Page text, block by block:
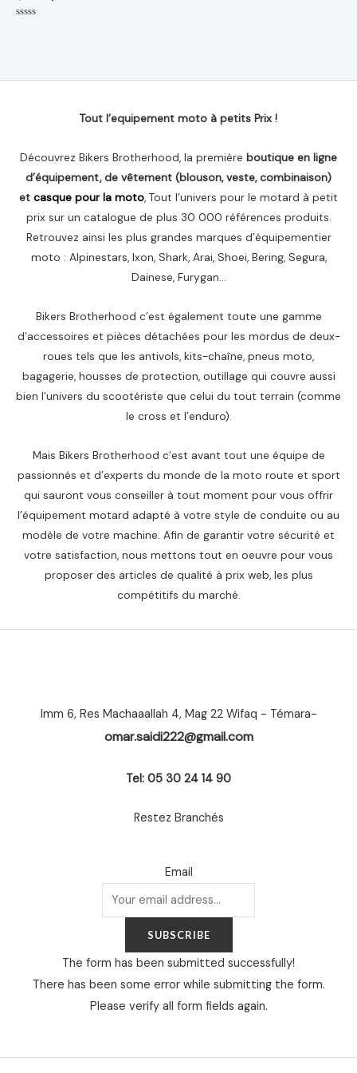
Tout l’equipement moto à petits Prix !
Découvrez Bikers Brotherhood, la première boutique en ligne
d’équipement, de vêtement (blouson, veste, combinaison)
et casque pour la moto, Tout l’univers pour le motard à petit
prix sur un catalogue de plus 30 000 références produits.
Retrouvez ainsi les plus grandes marques d’équipementier
moto : Alpinestars, Ixon, Shark, Arai, Shoei, Bering, Segura,
Dainese, Furygan…
Bikers Brotherhood c’est également toute une gamme
d’accessoires et pièces détachées pour les mordus de deux-
roues tels que les antivols, kits-chaîne, pneus moto,
bagagerie, housses de protection, outillage qui couvre aussi
bien l’univers du scootériste que celui du tout terrain (comme
le cross et l’enduro).
Mais Bikers Brotherhood c’est avant tout une équipe de
passionnés et d’experts du monde de la moto route et sport
qui sauront vous conseiller à tout moment pour vous offrir
l’équipement motard adapté à votre style de conduite ou au
modèle de votre machine. Afin de garantir votre sécurité et
votre satisfaction, nous mettons tout en oeuvre pour vous
proposer des articles de qualité à prix web, les plus
compétitifs du marché.
Imm 6, Res Machaaallah 4, Mag 22 Wifaq - Témara-
omar.saidi222@gmail.com
Tel: 05 30 24 14 90
Restez Branchés
Email
SUBSCRIBE
The form has been submitted successfully!
There has been some error while submitting the form.
Please verify all form fields again.